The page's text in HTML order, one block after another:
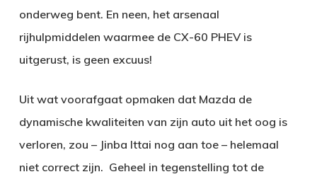
onderweg bent. En neen, het arsenaal
rijhulpmiddelen waarmee de CX-60 PHEV is
uitgerust, is geen excuus!
Uit wat voorafgaat opmaken dat Mazda de
dynamische kwaliteiten van zijn auto uit het oog is
verloren, zou – Jinba Ittai nog aan toe – helemaal
niet correct zijn. Geheel in tegenstelling tot de